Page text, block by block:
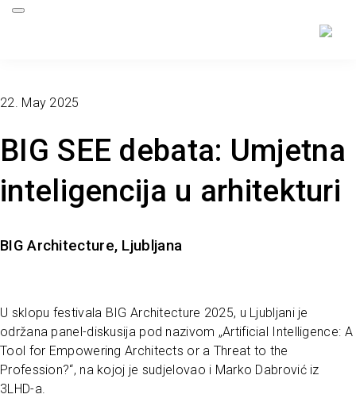
BIG SEE debata: Umjetna
inteligencija u arhitekturi
BIG Architecture, Ljubljana
22. May 2025
U sklopu festivala BIG Architecture 2025, u Ljubljani je
održana panel-diskusija pod nazivom „Artificial Intelligence: A
Tool for Empowering Architects or a Threat to the
Profession?“, na kojoj je sudjelovao i Marko Dabrović iz
3LHD-a.